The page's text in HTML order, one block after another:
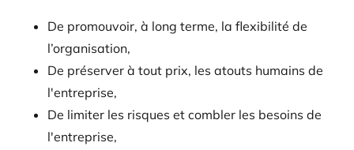
De promouvoir, à long terme, la flexibilité de
l’organisation,
De préserver à tout prix, les atouts humains de
l'entreprise,
De limiter les risques et combler les besoins de
l'entreprise,